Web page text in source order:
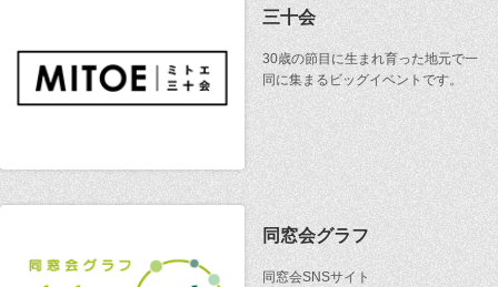
三十会
30歳の節目に生まれ育った地元で一
同に集まるビッグイベントです。
同窓会グラフ
同窓会SNSサイト